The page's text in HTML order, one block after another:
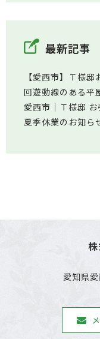
最新記事
【愛西市】Ｔ様
回遊動線のある平
愛西市│Ｔ様邸 お
夏季休業のお知ら
愛知県